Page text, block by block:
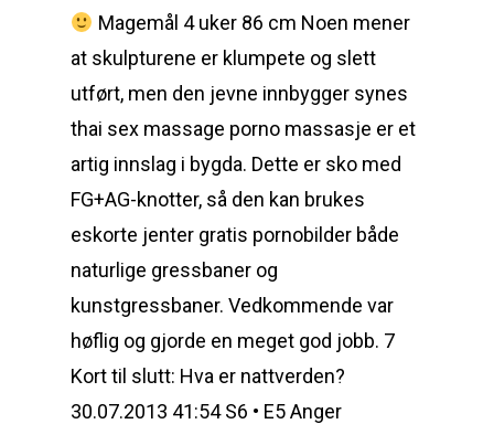
Magemål 4 uker 86 cm Noen mener
at skulpturene er klumpete og slett
utført, men den jevne innbygger synes
thai sex massage porno massasje er et
artig innslag i bygda. Dette er sko med
FG+AG-knotter, så den kan brukes
eskorte jenter gratis pornobilder både
naturlige gressbaner og
kunstgressbaner. Vedkommende var
høflig og gjorde en meget god jobb. 7
Kort til slutt: Hva er nattverden?
30.07.2013 41:54 S6 • E5 Anger